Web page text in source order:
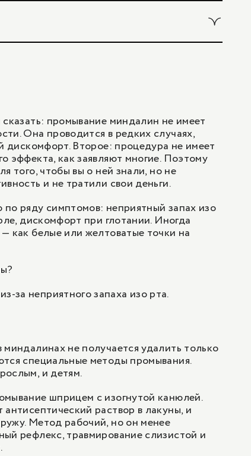
промывание миндалин не имеет
Она проводится в редких случаях,
дискомфорт. Второе: процедура не имеет
эффекта, как заявляют многие. Поэтому
того, чтобы вы о ней знали, но не
и не тратили свои деньги.
ряду симптомов: неприятный запах изо
дискомфорт при глотании. Иногда
как белые или желтоватые точки на
за неприятного запаха изо рта.
не получается удалить только
специальные методы промывания.
и детям.
шприцем с изогнутой канюлей.
раствор в лакуны, и
Метод рабочий, но он менее
рефлекс, травмирование слизистой и